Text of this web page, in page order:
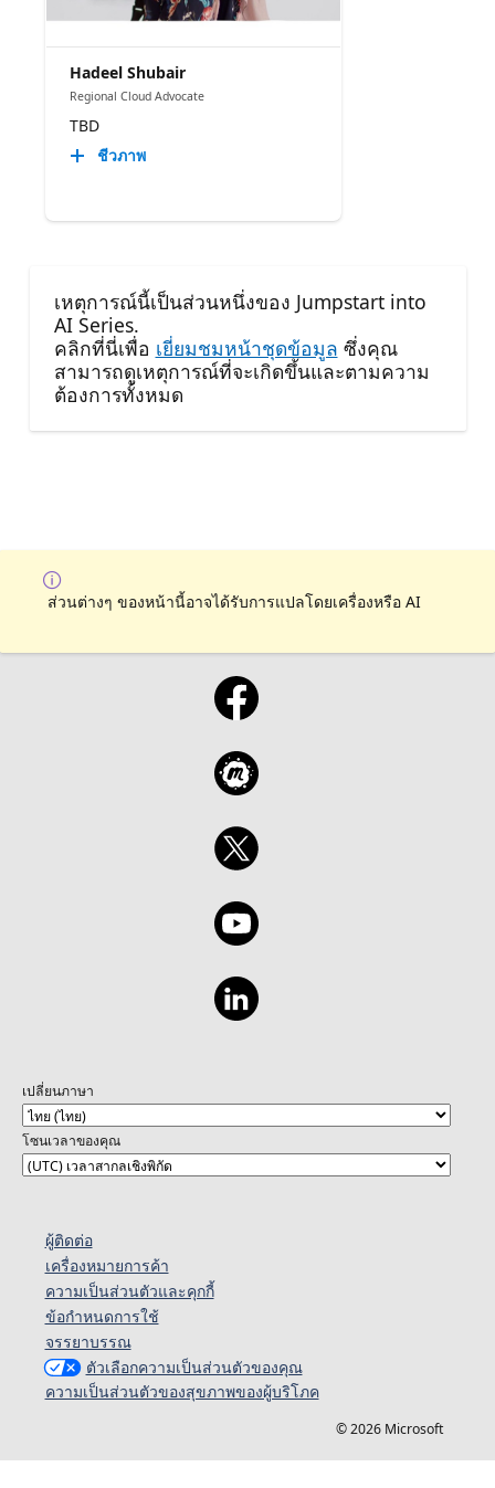
Hadeel Shubair
Regional Cloud Advocate
TBD
ชีวภาพ
เหตุการณ์นี้เป็นส่วนหนึ่งของ Jumpstart into
AI Series.
คลิกที่นี่เพื่อ เยี่ยมชมหน้าชุดข้อมูล ซึ่งคุณ
สามารถดูเหตุการณ์ที่จะเกิดขึ้นและตามความ
ต้องการทั้งหมด
ส่วนต่างๆ ของหน้านี้อาจได้รับการแปลโดยเครื่องหรือ AI
เปลี่ยนภาษา
โซนเวลาของคุณ
ผู้ติดต่อ
เครื่องหมายการค้า
ความเป็นส่วนตัวและคุกกี้
ข้อกำหนดการใช้
จรรยาบรรณ
ตัวเลือกความเป็นส่วนตัวของคุณ
ความเป็นส่วนตัวของสุขภาพของผู้บริโภค
© 2026 Microsoft